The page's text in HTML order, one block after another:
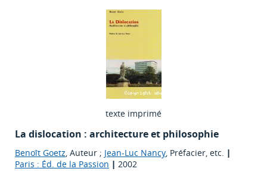
texte imprimé
La dislocation : architecture et philosophie
Benoît Goetz, Auteur ; Jean-Luc Nancy, Préfacier, etc. |
Paris : Éd. de la Passion | 2002